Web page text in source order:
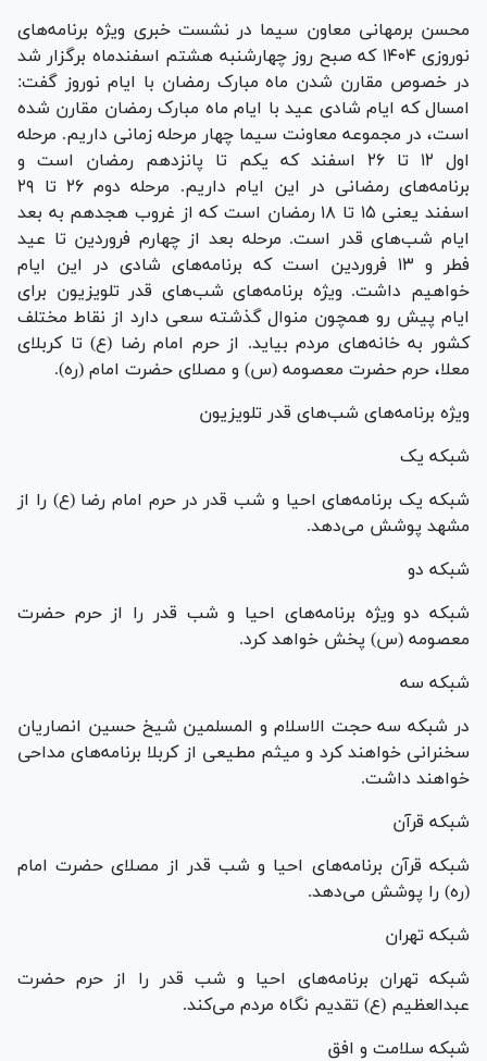
محسن برمهانی معاون سیما در نشست خبری ویژه برنامه‌های
نوروزی ۱۴۰۴ که صبح روز چهارشنبه هشتم اسفندماه برگزار شد
در خصوص مقارن شدن ماه مبارک رمضان با ایام نوروز گفت:
امسال که ایام شادی عید با ایام ماه مبارک رمضان مقارن شده
است، در مجموعه معاونت سیما چهار مرحله زمانی داریم. مرحله
اول ۱۲ تا ۲۶ اسفند که یکم تا پانزدهم رمضان است و
برنامه‌های رمضانی در این ایام داریم. مرحله دوم ۲۶ تا ۲۹
اسفند یعنی ۱۵ تا ۱۸ رمضان است که از غروب هجدهم به بعد
ایام شب‌های قدر است. مرحله بعد از چهارم فروردین تا عید
فطر و ۱۳ فروردین است که برنامه‌های شادی در این ایام
خواهیم داشت. ویژه برنامه‌های شب‌های قدر تلویزیون برای
ایام پیش رو همچون منوال گذشته سعی دارد از نقاط مختلف
کشور به خانه‌های مردم بیاید. از حرم امام رضا (ع) تا کربلای
معلا، حرم حضرت معصومه (س) و مصلای حضرت امام (ره).
ویژه برنامه‌های شب‌های قدر تلویزیون
شبکه یک
شبکه یک برنامه‌های احیا و شب قدر در حرم امام رضا (ع) را از
مشهد پوشش می‌دهد.
شبکه دو
شبکه دو ویژه برنامه‌های احیا و شب قدر را از حرم حضرت
معصومه (س) پخش خواهد کرد.
شبکه سه
در شبکه سه حجت الاسلام و المسلمین شیخ حسین انصاریان
سخنرانی خواهند کرد و میثم مطیعی از کربلا برنامه‌های مداحی
خواهند داشت.
شبکه قرآن
شبکه قرآن برنامه‌های احیا و شب قدر از مصلای حضرت امام
(ره) را پوشش می‌دهد.
شبکه تهران
شبکه تهران برنامه‌های احیا و شب قدر را از حرم حضرت
عبدالعظیم (ع) تقدیم نگاه مردم می‌کند.
شبکه سلامت و افق